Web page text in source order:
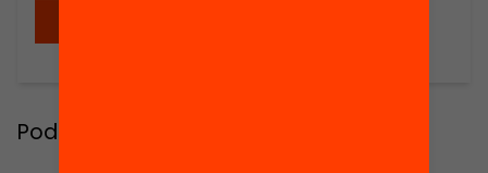
Podeu descarregar el PDF sencer